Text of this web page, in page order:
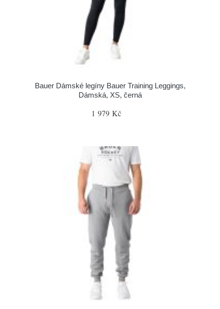
Bauer Dámské legíny Bauer Training Leggings,
Dámská, XS, černá
1 979 Kč